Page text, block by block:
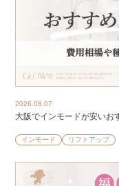
2026.08.07
大阪でインモードが安いお
インモード リフトアップ